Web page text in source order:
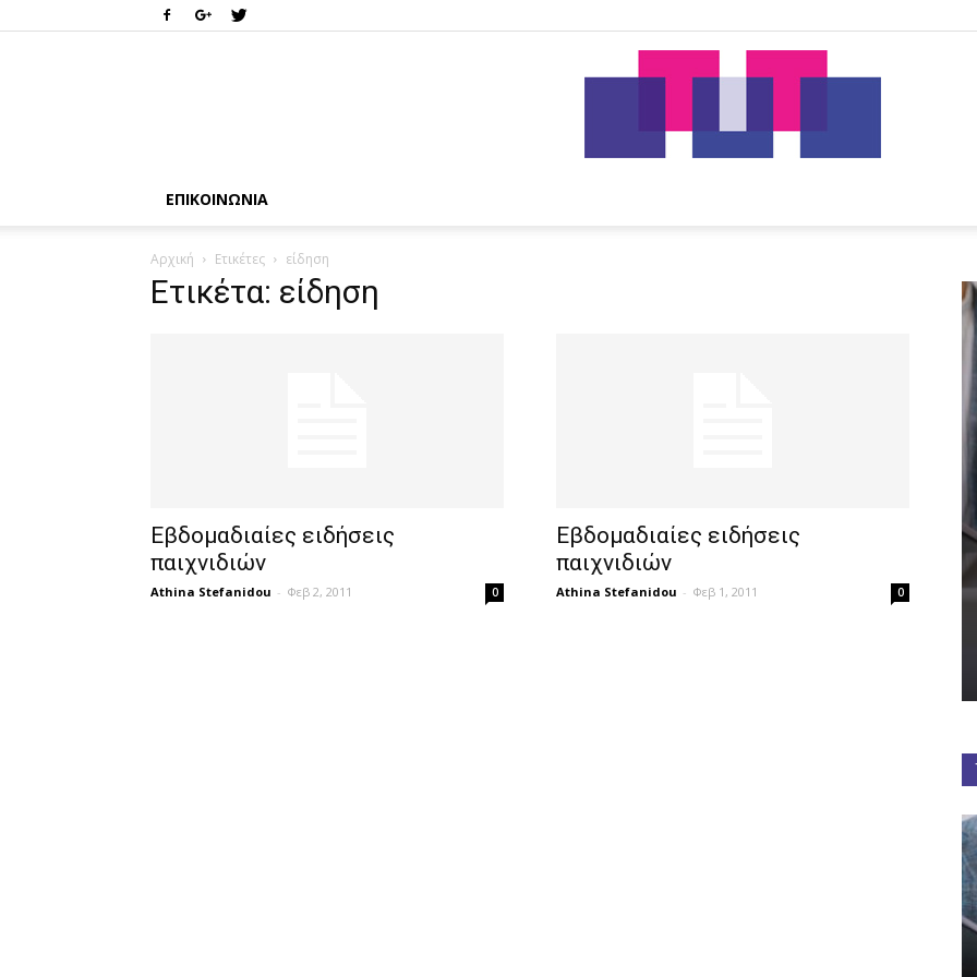
ΕΠΙΚΟΙΝΩΝΊΑ
Αρχική Ετικέτες είδηση
Ετικέτα: είδηση
Εβδομαδιαίες ειδήσεις
παιχνιδιών
Athina Stefanidou - Φεβ 2, 2011 0
Εβδομαδιαίες ειδήσεις
παιχνιδιών
Athina Stefanidou - Φεβ 1, 2011 0